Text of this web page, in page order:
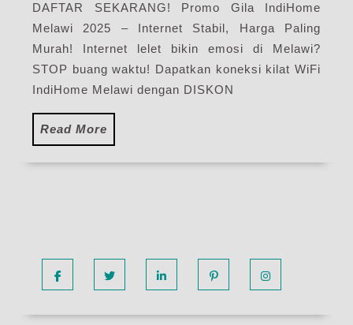
Pasang
WiFi
IndiHome
Terbaru
DAFTAR SEKARANG! Promo Gila IndiHome
Melawi 2025 – Internet Stabil, Harga Paling
Murah! Internet lelet bikin emosi di Melawi?
STOP buang waktu! Dapatkan koneksi kilat WiFi
IndiHome Melawi dengan DISKON
Read More
More